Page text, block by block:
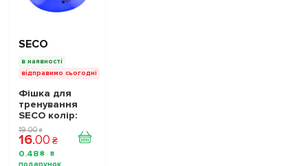
SECO
в наявності
відправимо сьогодні
Фішка для
тренування
SECO колір:
синій
19.00 ₴
16.00 ₴
0.48 ₴